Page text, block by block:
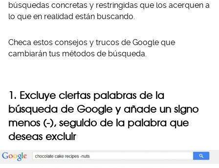
búsquedas concretas y restringidas que los acerquen a
lo que en realidad están buscando.
Checa estos consejos y trucos de Google que
cambiarán tus métodos de búsqueda.
1. Excluye ciertas palabras de la
búsqueda de Google y añade un signo
menos (-), seguido de la palabra que
deseas excluir